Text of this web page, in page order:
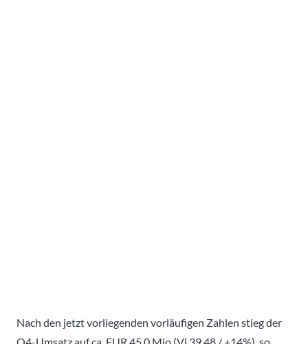
Nach den jetzt vorliegenden vorläufigen Zahlen stieg der